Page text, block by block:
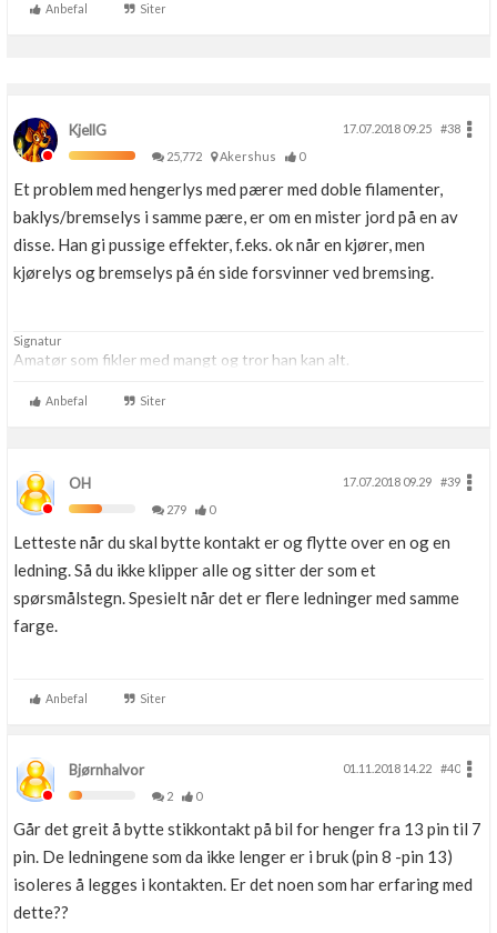
Anbefal Siter
KjellG 17.07.2018 09.25
#38
25,772
Akershus 0
Et problem med hengerlys med pærer med doble filamenter,
baklys/bremselys i samme pære, er om en mister jord på en av
disse. Han gi pussige effekter, f.eks. ok når en kjører, men
kjørelys og bremselys på én side forsvinner ved bremsing.
Signatur
Amatør som fikler med mangt og tror han kan alt.
Anbefal Siter
OH 17.07.2018 09.29
#39
279
0
Letteste når du skal bytte kontakt er og flytte over en og en
ledning. Så du ikke klipper alle og sitter der som et
spørsmålstegn. Spesielt når det er flere ledninger med samme
farge.
Anbefal Siter
Bjørnhalvor 01.11.2018 14.22
#40
2
0
Går det greit å bytte stikkontakt på bil for henger fra 13 pin til 7
pin. De ledningene som da ikke lenger er i bruk (pin 8 -pin 13)
isoleres å legges i kontakten. Er det noen som har erfaring med
dette??